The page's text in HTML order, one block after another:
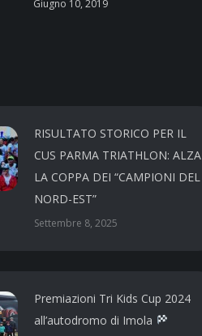
Giugno 10, 2019
RISULTATO STORICO PER IL
CUS PARMA TRIATHLON: ALZA
LA COPPA DEI “CAMPIONI DEL
NORD-EST”
Settembre 8, 2025
Premiazioni Tri Kids Cup 2024
all’autodromo di Imola